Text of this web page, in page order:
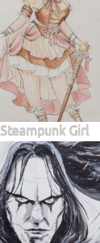
Steampunk Girl